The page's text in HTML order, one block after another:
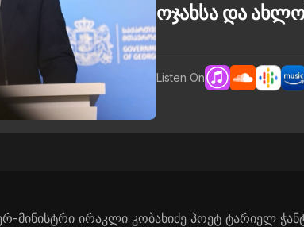
ოჯახსა და
Listen On
მინისტრი ირაკლი კობახიძე პოეტ ტარიელ